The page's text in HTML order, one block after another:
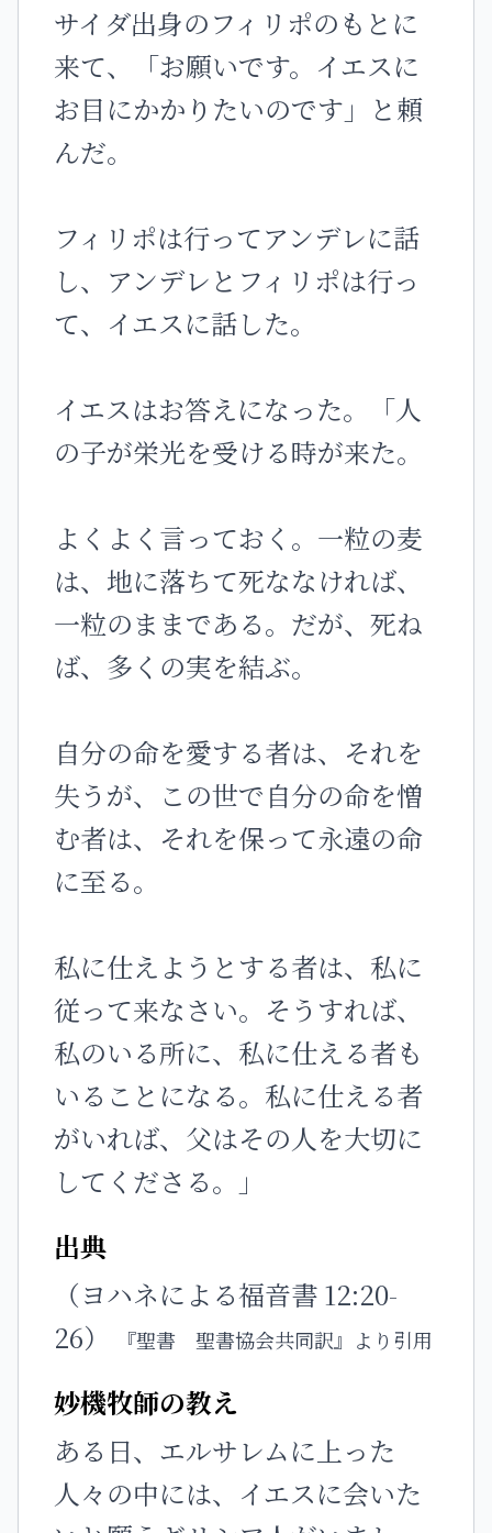
サイダ出身のフィリポのもとに
来て、「お願いです。イエスに
お目にかかりたいのです」と頼
んだ。
フィリポは行ってアンデレに話
し、アンデレとフィリポは行っ
て、イエスに話した。
イエスはお答えになった。「人
の子が栄光を受ける時が来た。
よくよく言っておく。一粒の麦
は、地に落ちて死ななければ、
一粒のままである。だが、死ね
ば、多くの実を結ぶ。
自分の命を愛する者は、それを
失うが、この世で自分の命を憎
む者は、それを保って永遠の命
に至る。
私に仕えようとする者は、私に
従って来なさい。そうすれば、
私のいる所に、私に仕える者も
いることになる。私に仕える者
がいれば、父はその人を大切に
してくださる。」
出典
（ヨハネによる福音書 12:20-
26）
『聖書 聖書協会共同訳』より引用
妙機牧師の教え
ある日、エルサレムに上った
人々の中には、イエスに会いた